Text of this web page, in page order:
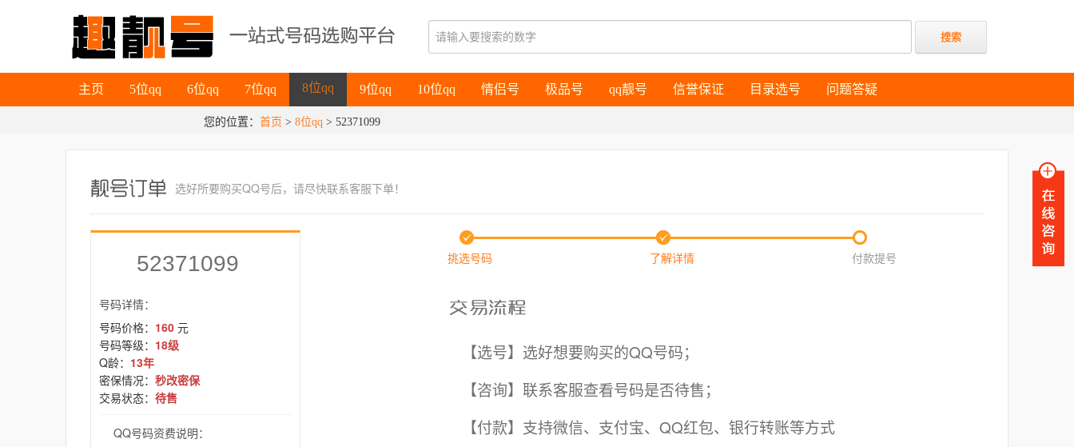
主页
主页
5位qq
5位qq
6位qq
6位qq
7位qq
8位qq
8位qq 9位qq 10位qq
10位qq
情侣号
情侣号
极品号
极品号
qq靓号
qq靓号
信誉保证
信誉保证
目录选号
目录选号
问题答疑
问题答疑
您的位置：首页 >8位qq > 52371099
选好所要购买QQ号后，请尽快联系客服下单！
52371099
号码详情：
号码价格： 160 元
号码等级： 18级
Q龄： 13年
密保情况： 秒改密保
交易状态： 待售
QQ号码资费说明：
挑选号码 了解详情 付款提号
【选号】选好想要购买的QQ号码；
【咨询】联系客服查看号码是否待售；
【付款】支持微信、支付宝、QQ红包、银行转账等方式